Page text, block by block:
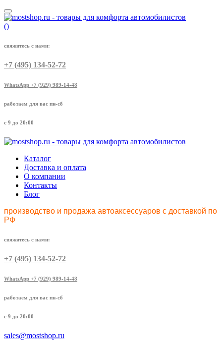
()
свяжитесь с нами:
+7 (495) 134-52-72
WhatsApp +7 (929) 989-14-48
работаем для вас пн-сб
с 9 до 20:00
Каталог
Доставка и оплата
О компании
Контакты
Блог
производство и продажа автоаксессуаров с доставкой по
РФ
свяжитесь с нами:
+7 (495) 134-52-72
WhatsApp +7 (929) 989-14-48
работаем для вас пн-сб
с 9 до 20:00
sales@mostshop.ru